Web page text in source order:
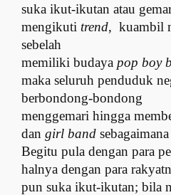
suka ikut-ikutan atau
mengikuti trend, kuambil
sebelah
memiliki budaya pop boy
maka seluruh penduduk
berbondong-bondong
menggemari hingga
dangirl band
Begitu pula dengan para
halnya dengan para
pun suka ikut-ikutan; bila